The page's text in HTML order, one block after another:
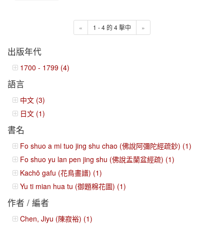
« 1 - 4 的 4 擊中 »
出版年代
1700 - 1799 (4)
語言
中文 (3)
日文 (1)
書名
Fo shuo a mi tuo jing shu chao (佛說阿彌陀經疏鈔) (1)
Fo shuo yu lan pen jing shu (佛說盂蘭盆經疏) (1)
Kachō gafu (花鳥畫譜) (1)
Yu ti mian hua tu (御題棉花圖) (1)
作者 / 編者
Chen, Jiyu (陳寂裕) (1)